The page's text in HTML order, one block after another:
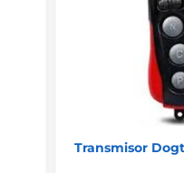
Transmisor